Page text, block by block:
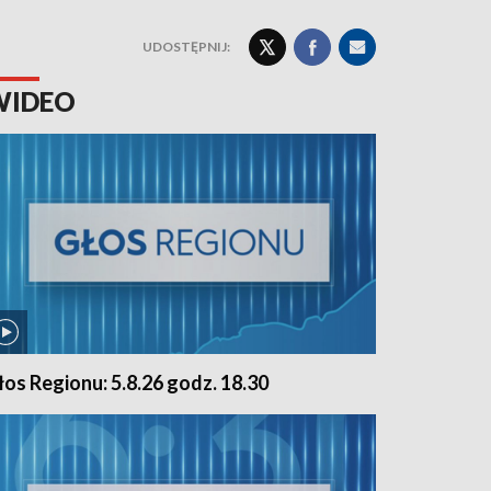
UDOSTĘPNIJ:
Regionu: 5.8.26 godz. 18.30